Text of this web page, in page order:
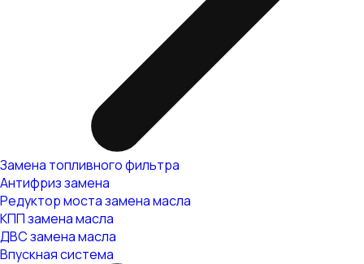
Замена топливного фильтра
Антифриз замена
Редуктор моста замена масла
КПП замена масла
ДВС замена масла
Впускная система